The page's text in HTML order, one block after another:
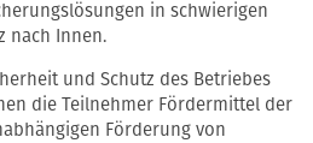
in schwierigen
nach Innen.
und Schutz des Betriebes
die Teilnehmer Fördermittel der
Förderung von